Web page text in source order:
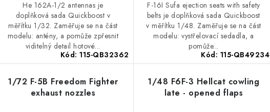
He 162A-1/2 antennas je
doplňková sada Quickboost v
měřítku 1/32. Zaměřuje se na část
modelu: antény, a pomůže zpřesnit
viditelný detail hotové...
Kód:115-QB32362
F-16I Sufa ejection seats with safety
belts je doplňková sada Quickboost
v měřítku 1/48. Zaměřuje se na část
modelu: vystřelovací sedadla, a
pomůže...
Kód: 115-QB49234
1/72 F-5B Freedom Fighter
exhaust nozzles
1/48 F6F-3 Hellcat cowling
late - opened flaps